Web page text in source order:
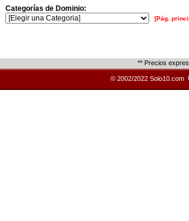
Categorías de Dominio:
[Pág.
** Precios
© 2002/2022 Solo10.com